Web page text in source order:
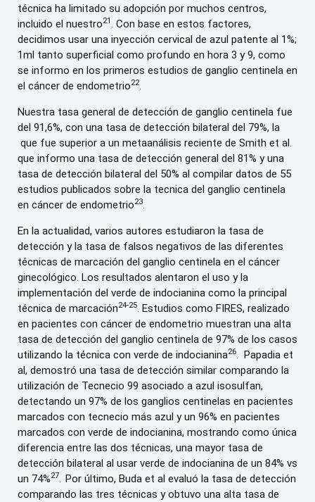
técnica ha limitado su adopción por muchos centros,
incluido el nuestro21. Con base en estos factores,
decidimos usar una inyección cervical de azul patente al 1%;
1ml tanto superficial como profundo en hora 3 y 9, como
se informo en los primeros estudios de ganglio centinela en
el cáncer de endometrio22.
Nuestra tasa general de detección de ganglio centinela fue
del 91,6%, con una tasa de detección bilateral del 79%, la
que fue superior a un metaanálisis reciente de Smith et al.
que informo una tasa de detección general del 81% y una
tasa de detección bilateral del 50% al compilar datos de 55
estudios publicados sobre la tecnica del ganglio centinela
en cáncer de endometrio23.
En la actualidad, varios autores estudiaron la tasa de
detección y la tasa de falsos negativos de las diferentes
técnicas de marcación del ganglio centinela en el cáncer
ginecológico. Los resultados alentaron el uso y la
implementación del verde de indocianina como la principal
técnica de marcación24-25. Estudios como FIRES, realizado
en pacientes con cáncer de endometrio muestran una alta
tasa de detección del ganglio centinela de 97% de los casos
utilizando la técnica con verde de indocianina26. Papadia et
al, demostró una tasa de detección similar comparando la
utilización de Tecnecio 99 asociado a azul isosulfan,
detectando un 97% de los ganglios centinelas en pacientes
marcados con tecnecio más azul y un 96% en pacientes
marcados con verde de indocianina, mostrando como única
diferencia entre las dos técnicas, una mayor tasa de
detección bilateral al usar verde de indocianina de un 84% vs
un 74%27. Por último, Buda et al evaluó la tasa de detección
comparando las tres técnicas y obtuvo una alta tasa de